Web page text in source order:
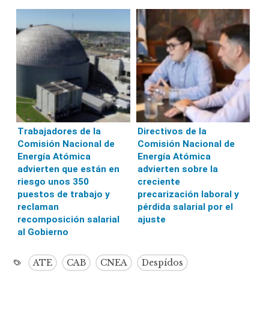
Trabajadores de la
Comisión Nacional de
Energía Atómica
advierten que están en
riesgo unos 350
puestos de trabajo y
reclaman
recomposición salarial
al Gobierno
Directivos de la
Comisión Nacional de
Energía Atómica
advierten sobre la
creciente
precarización laboral y
pérdida salarial por el
ajuste
ATE CAB CNEA Despídos